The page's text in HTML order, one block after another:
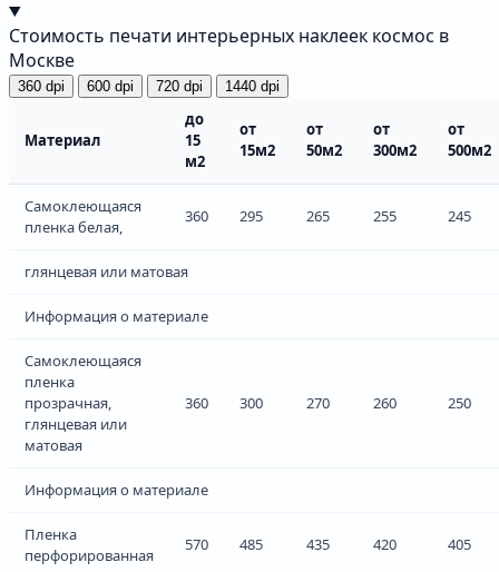
Стоимость печати интерьерных наклеек космос в
Москве
360 dpi 600 dpi 720 dpi 1440 dpi
Материал
до
15
м2
от
15м2
от
50м2
от
300м2
от
500м2
Самоклеющаяся
пленка белая,
360 295 265 255 245
глянцевая или матовая
Информация о материале
Самоклеющаяся
пленка
прозрачная,
глянцевая или
матовая
360 300 270 260 250
Информация о материале
Пленка
перфорированная
570 485 435 420 405